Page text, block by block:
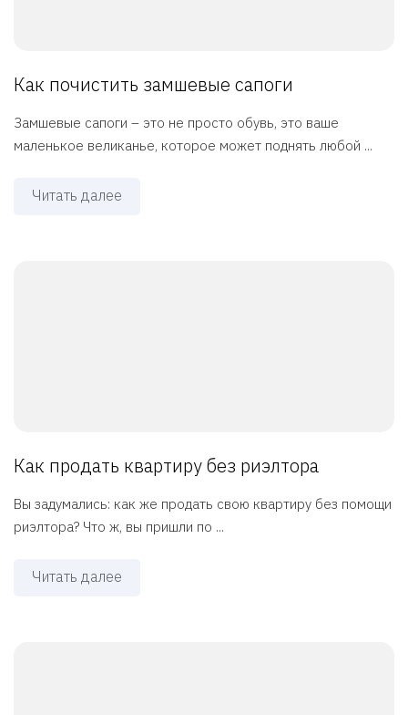
Как почистить замшевые сапоги
Замшевые сапоги – это не просто обувь, это ваше
маленькое великанье, которое может поднять любой ...
Читать далее
Как продать квартиру без риэлтора
Вы задумались: как же продать свою квартиру без помощи
риэлтора? Что ж, вы пришли по ...
Читать далее